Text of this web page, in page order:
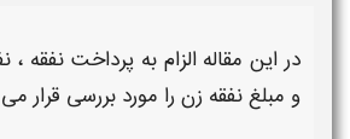
در این مقالهالزام به پرداخت نفقه ،
و مبلغ نفقه زن را مورد بررسی قرار